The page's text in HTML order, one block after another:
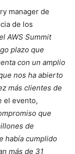
manager de
de los
AWS Summit
plazo que
con un amplio
nos ha abierto
más clientes de
el evento,
que
de
había cumplido
más de 31